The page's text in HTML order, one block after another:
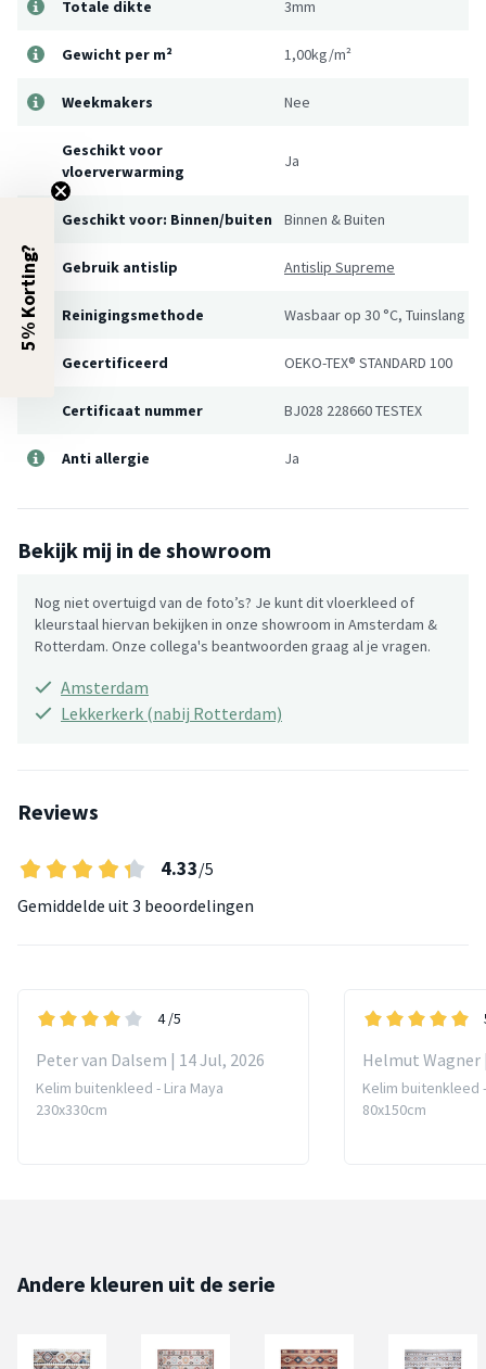
Totale dikte 3mm
Gewicht per m² 1,00kg/m²
Weekmakers Nee
Geschikt voor
vloerverwarming
Ja
Geschikt voor: Binnen/buiten Binnen & Buiten
Gebruik antislip Antislip Supreme
Reinigingsmethode Wasbaar op 30 °C, Tuinslang
Gecertificeerd OEKO-TEX® STANDARD 100
Certificaat nummer BJ028 228660 TESTEX
Anti allergie Ja
Bekijk mij in de showroom
Nog niet overtuigd van de foto’s? Je kunt dit vloerkleed of
kleurstaal hiervan bekijken in onze showroom in Amsterdam &
Rotterdam. Onze collega's beantwoorden graag al je vragen.
Amsterdam
Lekkerkerk (nabij Rotterdam)
Reviews
4.33/5
Gemiddelde uit 3 beoordelingen
4 /5
Peter van Dalsem | 14 Jul, 2026
Kelim buitenkleed - Lira Maya
230x330cm
Helmut Wagner
Kelim buitenkleed
80x150cm
Andere kleuren uit de serie
5% Korting?